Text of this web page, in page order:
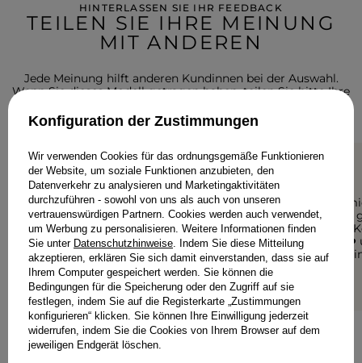
HINTERLASSEN SIE IHR FEEDBACK
TEILEN SIE IHRE MEINUNG
MIT ANDEREN
Jede Meinung hilft anderen Kundinnen bei der Auswahl.
Wenn Sie dieses Modell getragen haben, teilen Sie bitte Ihre
5/5
Wunderbar, schön, schön legt
wunderbar kaufte ich ein
anderes die gleiche schwarz
Ich empfehle
ANONIM
Ich habe
besonders
unzählige
entlockt ❤️
bequem,
Konfiguration der Zustimmungen
Wir verwenden Cookies für das ordnungsgemäße Funktionieren
der Website, um soziale Funktionen anzubieten, den
Datenverkehr zu analysieren und Marketingaktivitäten
durchzuführen - sowohl von uns als auch von unseren
vertrauenswürdigen Partnern. Cookies werden auch verwendet,
um Werbung zu personalisieren. Weitere Informationen finden
Sie unter Datenschutzhinweise . Indem Sie diese Mitteilung
akzeptieren, erklären Sie sich damit einverstanden, dass sie auf
Ihrem Computer gespeichert werden. Sie können die
Bedingungen für die Speicherung oder den Zugriff auf sie
festlegen, indem Sie auf die Registerkarte „Zustimmungen
konfigurieren“ klicken. Sie können Ihre Einwilligung jederzeit
widerrufen, indem Sie die Cookies von Ihrem Browser auf dem
jeweiligen Endgerät löschen.